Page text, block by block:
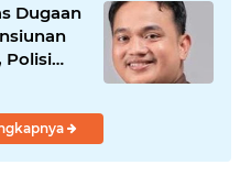
Dugaan
Polisi